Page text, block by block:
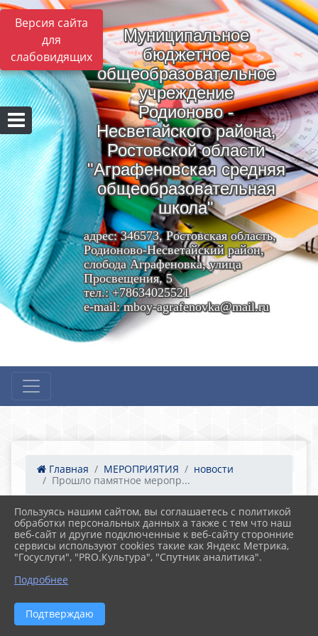
Версия сайта
для
слабовидящих
Муниципальное
бюджетное
общеобразовательное
учреждение
Родионово -
Несветайского района,
Ростовской области
"Аграфеновская средняя
общеобразовательная
школа"
адрес: 346573, Ростовская область,
Родионово-Несветайский район,
слобода Аграфеновка, улица
Просвещения, 5
тел.: +78634025521
e-mail: mboy-agrafenovka@mail.ru
Главная МЕРОПРИЯТИЯ
новости
Прошло памятное меропр...
15.02.2025 13:59 15
Прошло памятное мероприятие.
Пользуясь нашим сайтом, вы соглашаетесь с политикой
обработки персональных данных а также с тем что наш
веб-сайт и другие подключенные к веб-сайту сторонние
сервисы используют cookies такие как Яндекс Метрика,
"Госуслуги", "PRO.Культура", "Спутник аналитика".
Подробнее
Подтверждаю